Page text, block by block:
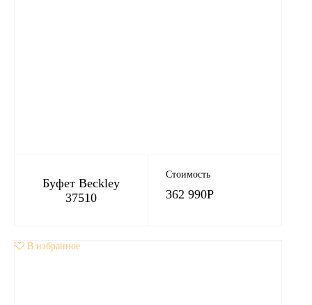
Буфет Beckley
37510
Стоимость
362 990Р
В избранное